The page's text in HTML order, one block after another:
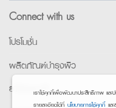
Connect with us
โปรโมชั่น
ผลิตภัณฑ์บำรุงผิว
ยาใช้เฉพาะที่เราใช้คุกกี้เพื่อพัฒนาประสิทธิภาพ แล
รายละเอียดได้ที่ นโยบายการใช้คุกกี้ แล